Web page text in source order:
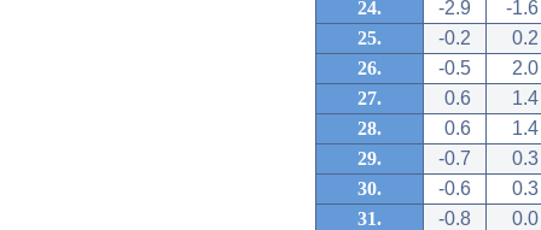
24.
-2.9
-1.6
25.
-0.2
0.2
26.
-0.5
2.0
27.
0.6
1.4
28.
0.6
1.4
29.
-0.7
0.3
30.
-0.6
0.3
31.
-0.8 0.0